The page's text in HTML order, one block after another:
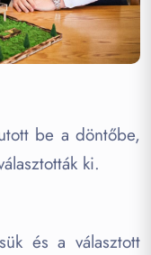
be a döntőbe,
ki.
és a választott